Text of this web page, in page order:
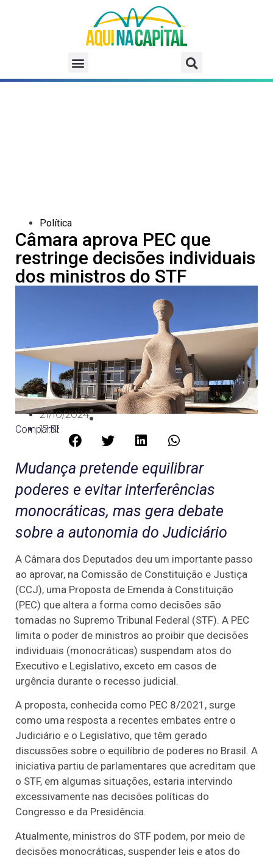
Política
Câmara aprova PEC que
restringe decisões individuais
dos ministros do STF
21/10/2024
17:33
Compartilhe:
Mudança pretende equilibrar
poderes e evitar interferências
monocráticas, mas gera debate
sobre a autonomia do Judiciário
A Câmara dos Deputados deu um importante passo
ao aprovar, na Comissão de Constituição e Justiça
(CCJ), uma Proposta de Emenda à Constituição
(PEC) que altera a forma como decisões são
tomadas no Supremo Tribunal Federal (STF). A PEC
limita o poder de ministros ao proibir que decisões
individuais (monocráticas) suspendam atos do
Executivo e Legislativo, exceto em casos de
urgência durante o recesso judicial.
A proposta, conhecida como PEC 8/2021, surge
como uma resposta a recentes embates entre o
Judiciário e o Legislativo, que têm gerado
discussões sobre o equilíbrio de poderes no Brasil. A
iniciativa partiu de parlamentares que acreditam que
o STF, em algumas situações, estaria intervindo
excessivamente nas decisões políticas do
Congresso e da Presidência.
Atualmente, ministros do STF podem, por meio de
decisões monocráticas, suspender leis e atos do